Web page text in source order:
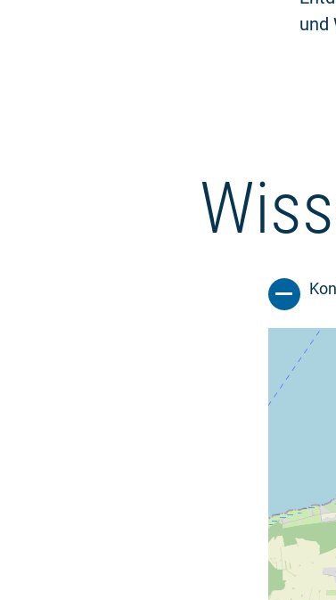
und